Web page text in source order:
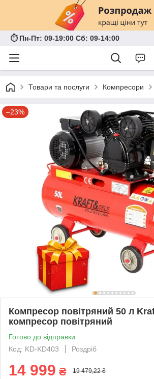
⏱ Пн-Пт: 09-19:00 Сб: 09-14:00
Товари та послуги Компресори
–23%
Компресор повітряний 50 л
компресор повітряний
Готово до відправки
Код: KD-KD403
Роздріб
14 999 ₴ 19 479,22 ₴